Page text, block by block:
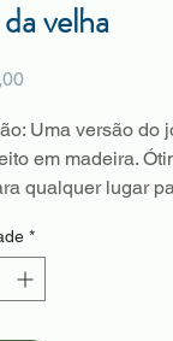
velha
Preço
Uma versão do
em madeira.
qualquer lugar
divertida!
uma placa de
4 blocos com X
*